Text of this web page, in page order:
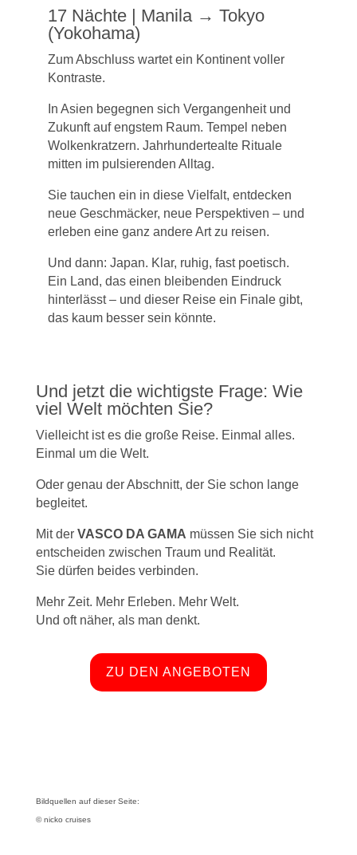
17 Nächte | Manila → Tokyo
(Yokohama)
Zum Abschluss wartet ein Kontinent voller
Kontraste.
In Asien begegnen sich Vergangenheit und
Zukunft auf engstem Raum. Tempel neben
Wolkenkratzern. Jahrhundertealte Rituale
mitten im pulsierenden Alltag.
Sie tauchen ein in diese Vielfalt, entdecken
neue Geschmäcker, neue Perspektiven – und
erleben eine ganz andere Art zu reisen.
Und dann: Japan. Klar, ruhig, fast poetisch.
Ein Land, das einen bleibenden Eindruck
hinterlässt – und dieser Reise ein Finale gibt,
das kaum besser sein könnte.
Und jetzt die wichtigste Frage: Wie
viel Welt möchten Sie?
Vielleicht ist es die große Reise. Einmal alles.
Einmal um die Welt.
Oder genau der Abschnitt, der Sie schon lange
begleitet.
Mit der VASCO DA GAMA müssen Sie sich nicht
entscheiden zwischen Traum und Realität.
Sie dürfen beides verbinden.
Mehr Zeit. Mehr Erleben. Mehr Welt.
Und oft näher, als man denkt.
ZU DEN ANGEBOTEN
Bildquellen auf dieser Seite:
© nicko cruises